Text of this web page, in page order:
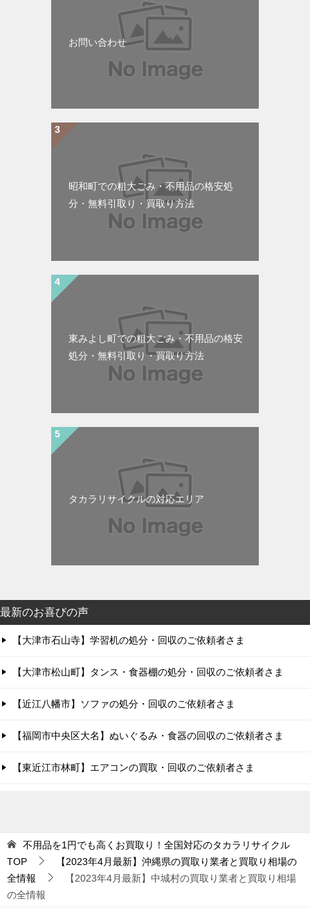
お問い合わせ
昭和町での粗大ごみ・不用品の格安処
分・無料引取り・買取り方法
東みよし町での粗大ごみ・不用品の格安
処分・無料引取り・買取り方法
タカラリサイクルの対応エリア
最新のお喜びの声
【大津市石山寺】学習机の処分・回収のご依頼者さま
【大津市松山町】タンス・食器棚の処分・回収のご依頼者さま
【近江八幡市】ソファの処分・回収のご依頼者さま
【福岡市中央区大名】ぬいぐるみ・食器の回収のご依頼者さま
【東近江市林町】エアコンの買取・回収のご依頼者さま
不用品を1円でも高くお買取り！全国対応のタカラリサイクル
TOP
【2023年4月最新】沖縄県の買取り業者と買取り相場の
全情報
【2023年4月最新】中城村の買取り業者と買取り相場
の全情報